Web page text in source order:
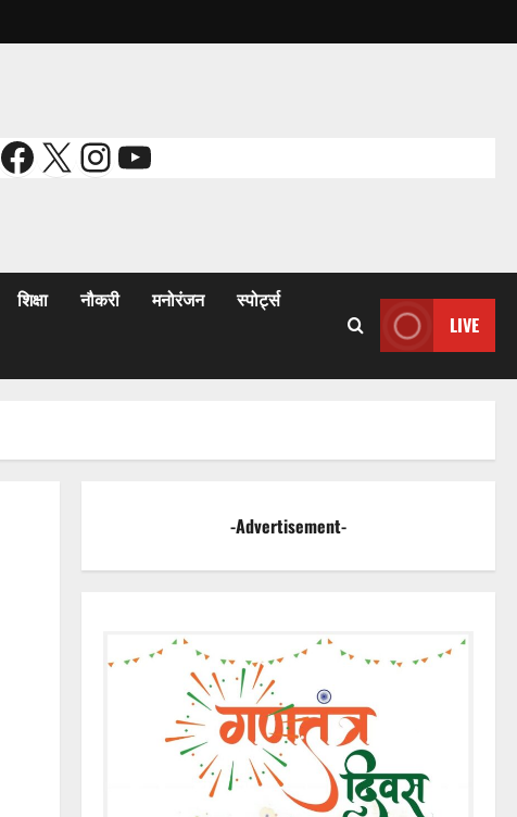
Facebook
X Instagram
YouTube
शिक्षा नौकरी मनोरंजन स्पोर्ट्स
LIVE
-Advertisement-